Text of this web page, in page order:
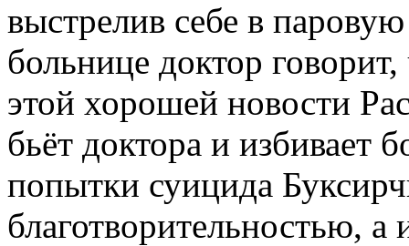
выстрелив себе в
больнице доктор
этой хорошей новости
бьёт доктора и избивает
попытки суицида
благотворительностью, а